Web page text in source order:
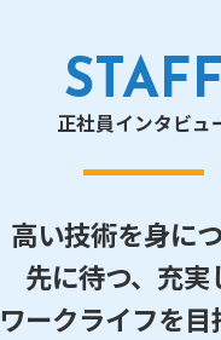
STAFF
正社員インタビュ
高い技術を身に
先に待つ、 充実
ワークライフを目